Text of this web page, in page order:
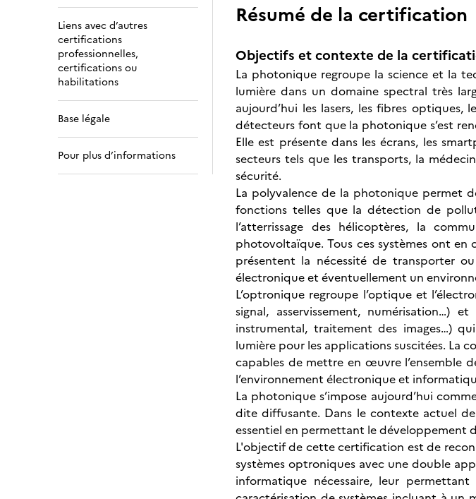
Liens avec d’autres
certifications
professionnelles,
certifications ou
habilitations
Base légale
Pour plus d’informations
Résumé de la certification
Objectifs et contexte de la
La photonique regroupe la science et la
lumière dans un domaine spectral très
aujourd’hui les lasers, les fibres
détecteurs font que la photonique s’est
Elle est présente dans les écrans, les
secteurs tels que les transports, la
sécurité.
La polyvalence de la photonique permet
fonctions telles que la détection de
l’atterrissage des hélicoptères, la
photovoltaïque. Tous ces systèmes ont
présentent la nécessité de transporter
électronique et éventuellement un
L’optronique regroupe l’optique et
signal, asservissement, numérisation…)
instrumental, traitement des images…)
lumière pour les applications suscitées. La
capables de mettre en œuvre l’ensemble
l’environnement électronique et
La photonique s’impose aujourd’hui
dite diffusante. Dans le contexte actuel
essentiel en permettant le développement
L'objectif de cette certification est de
systèmes optroniques avec une double
informatique nécessaire, leur